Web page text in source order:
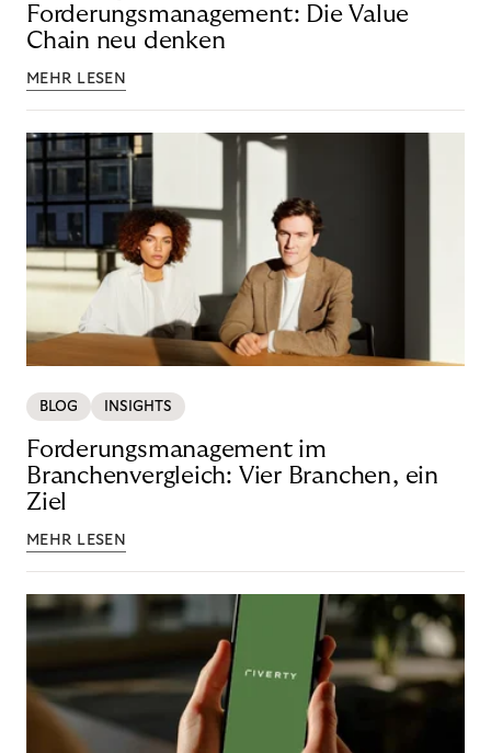
Forderungsmanagement: Die Value
Chain neu denken
MEHR LESEN
BLOG INSIGHTS
Forderungsmanagement im
Branchenvergleich: Vier Branchen, ein
Ziel
MEHR LESEN